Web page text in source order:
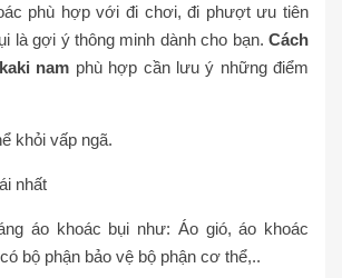
phù hợp với đi chơi, đi phượt ưu tiên
là gợi ý thông minh dành cho bạn. Cách
nam phù hợp cần lưu ý những điểm
khỏi vấp ngã.
nhất
áo khoác bụi như: Áo gió, áo khoác
bộ phận bảo vệ bộ phận cơ thể,..